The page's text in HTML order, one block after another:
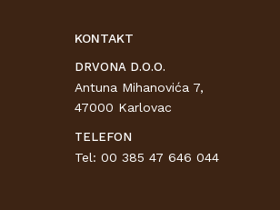
KONTAKT
DRVONA D.O.O.
Antuna Mihanovića 7,
47000 Karlovac
TELEFON
Tel: 00 385 47 646 044